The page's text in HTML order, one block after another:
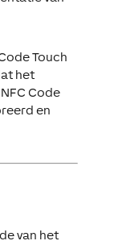
Touch
het
Code
en
van het